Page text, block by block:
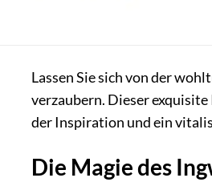
Lassen Sie sich von der
verzaubern. Dieser
der Inspiration und ein
Die Magie des